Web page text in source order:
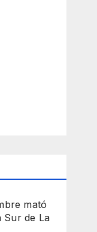
mató
Sur de La